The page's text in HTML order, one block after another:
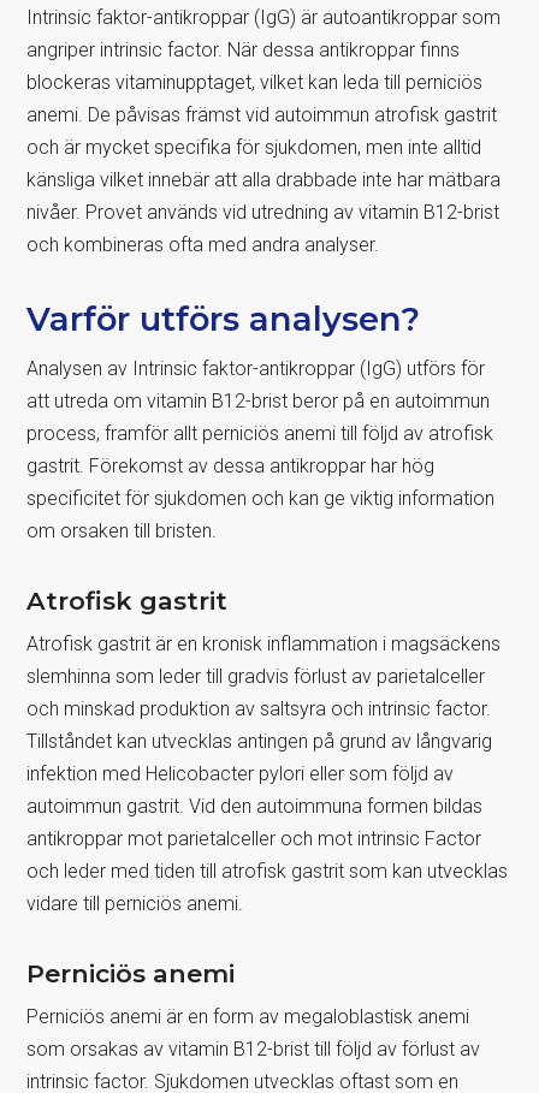
Intrinsic faktor-antikroppar (IgG) är autoantikroppar som
angriper intrinsic factor. När dessa antikroppar finns
blockeras vitaminupptaget, vilket kan leda till perniciös
anemi. De påvisas främst vid autoimmun atrofisk gastrit
och är mycket specifika för sjukdomen, men inte alltid
känsliga vilket innebär att alla drabbade inte har mätbara
nivåer. Provet används vid utredning av vitamin B12-brist
och kombineras ofta med andra analyser.
Varför utförs analysen?
Analysen av Intrinsic faktor-antikroppar (IgG) utförs för
att utreda om vitamin B12-brist beror på en autoimmun
process, framför allt perniciös anemi till följd av atrofisk
gastrit. Förekomst av dessa antikroppar har hög
specificitet för sjukdomen och kan ge viktig information
om orsaken till bristen.
Atrofisk gastrit
Atrofisk gastrit är en kronisk inflammation i magsäckens
slemhinna som leder till gradvis förlust av parietalceller
och minskad produktion av saltsyra och intrinsic factor.
Tillståndet kan utvecklas antingen på grund av långvarig
infektion med Helicobacter pylori eller som följd av
autoimmun gastrit. Vid den autoimmuna formen bildas
antikroppar mot parietalceller och mot intrinsic Factor
och leder med tiden till atrofisk gastrit som kan utvecklas
vidare till perniciös anemi.
Perniciös anemi
Perniciös anemi är en form av megaloblastisk anemi
som orsakas av vitamin B12-brist till följd av förlust av
intrinsic factor. Sjukdomen utvecklas oftast som en